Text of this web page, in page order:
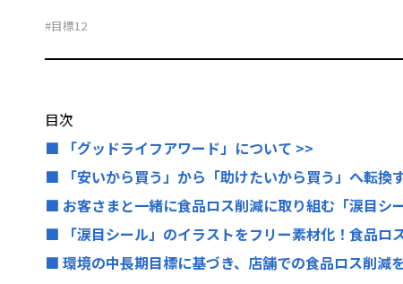
#目標12
目次
■ 「グッドライフアワード」について >>
■ 「安いから買う」から「助けたいから買う」へ転換
■ お客さまと一緒に食品ロス削減に取り組む「涙目シ
■ 「涙目シール」のイラストをフリー素材化！食品ロ
■ 環境の中長期目標に基づき、店舗での食品ロス削減